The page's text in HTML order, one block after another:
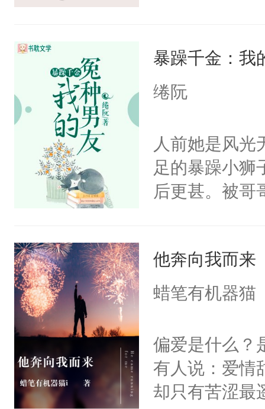
我会一辈子护
母亲教过他，
子里因为有
有你而幸福，
跪下，拿出准
人。“君哥哥
想到君七夜会
但我私心还是
了。”君七夜
七夜，在他耳
夜宠溺的望
时，我就知道
暴躁千金：我
绻阮
人前她是风光
足的暴躁小狮
后更甚。被哥
姐！互相看不
的安排，拿人
镖两人会碰撞
则脾气暴躁的
忠心头脑清醒
他奔向我而来
蜡笔有机器猫
偏爱是什么？
有人说：爱情
却只有苦涩最